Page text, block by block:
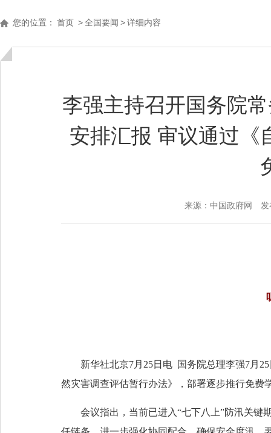
您的位置： 首页 >全国要闻 >详细内容
李强主持召开国务院
安排汇报 审议通过《
来源：中国政府网
新华社北京7月25日电 国务院总理李强7月
然灾害调查评估暂行办法》，部署逐步推行免费
会议指出，当前已进入“七下八上”防汛关键